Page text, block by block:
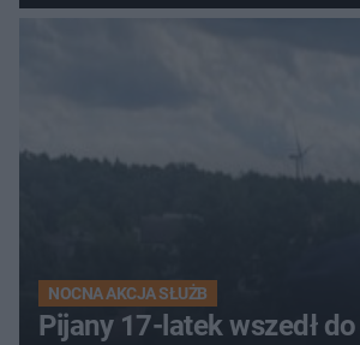
sieć
NOCNA AKCJA SŁUŻB
Pijany 17-latek wszedł